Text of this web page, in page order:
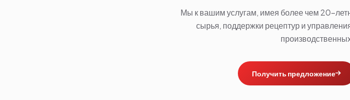
Мы к вашим услугам, имея более чем 20-
сырья, поддержки рецептур и
Получить предложение